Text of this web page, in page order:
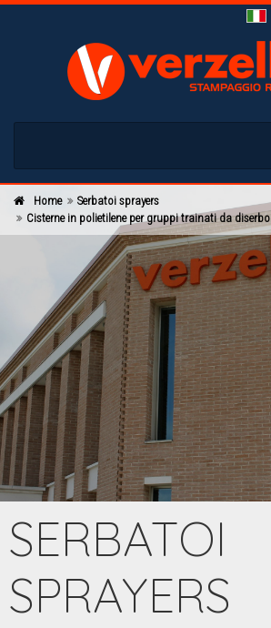
Home
Serbatoi sprayers
Cisterne in polietilene per gruppi trainati da diserbo
SERBATOI
SPRAYERS